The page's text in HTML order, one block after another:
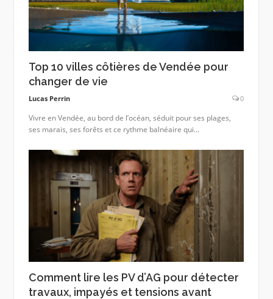
Top 10 villes côtières de Vendée pour
changer de vie
Lucas Perrin 0
Vivre en Vendée, au bord de l’océan, séduit pour ses plages,
ses marais, ses forêts et ce rythme balnéaire qui...
Comment lire les PV d’AG pour détecter
travaux, impayés et tensions avant